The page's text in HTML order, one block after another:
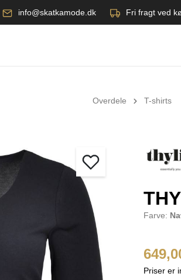
info@skatkamode.dk Fri fragt ved
Overdele T-shirts
Farve:
Priser er